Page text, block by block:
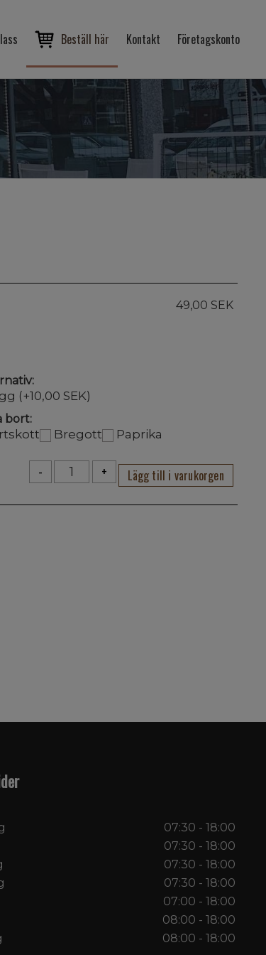
Beställ här Kontakt Företagskonto
49,00 SEK
(+10,00 SEK)
bort:
Bregott Paprika
- +
07:30 - 18:00
07:30 - 18:00
07:30 - 18:00
07:30 - 18:00
07:00 - 18:00
08:00 - 18:00
08:00 - 18:00